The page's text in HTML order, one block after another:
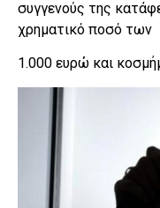
συγγενούς της
χρηματικό ποσό των
1.000 ευρώ και